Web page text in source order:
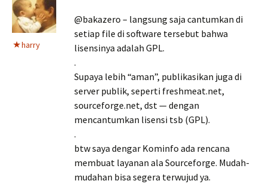
harry
@bakazero – langsung saja cantumkan di
setiap file di software tersebut bahwa
lisensinya adalah GPL.
.
Supaya lebih “aman”, publikasikan juga di
server publik, seperti freshmeat.net,
sourceforge.net, dst — dengan
mencantumkan lisensi tsb (GPL).
.
btw saya dengar Kominfo ada rencana
membuat layanan ala Sourceforge. Mudah-
mudahan bisa segera terwujud ya.